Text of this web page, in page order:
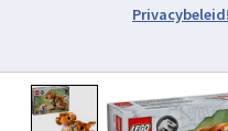
Product image